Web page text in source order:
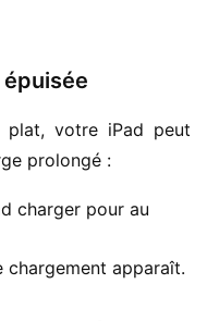
votre iPad peut
prolongé :
charger pour au
chargement apparaît.